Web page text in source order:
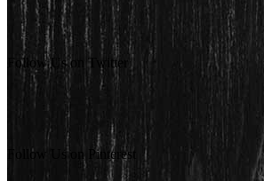
Follow Us on Twitter
Follow Us on Pinterest